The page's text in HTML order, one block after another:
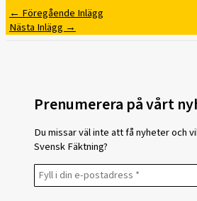
← Föregående Inlägg
Nästa Inlägg →
Prenumerera på vårt
Du missar väl inte att få nyheter och
Svensk Fäktning?